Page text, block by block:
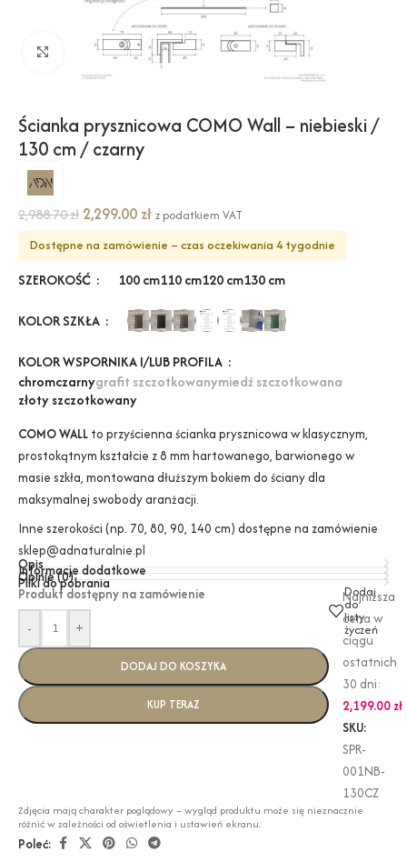
Kliknij, aby powiększyć
Ścianka prysznicowa COMO Wall – niebieski /
130 cm / czarny
2,988.70zł 2,299.00 zł z podatkiem VAT
Dostępne na zamówienie – czas oczekiwania 4 tygodnie
SZEROKOŚĆ 100 cm110 cm120 cm130 cm
KOLOR SZKŁA
KOLOR WSPORNIKA I/LUB PROFILA
chromczarnygrafit szczotkowanymiedź szczotkowana
złoty szczotkowany
COMO WALL to przyścienna ścianka prysznicowa w klasycznym,
prostokątnym kształcie z 8 mm hartowanego, barwionego w
masie szkła, montowana dłuższym bokiem do ściany dla
maksymalnej swobody aranżacji.
Inne szerokości (np. 70, 80, 90, 140 cm) dostępne na zamówienie
sklep@adnaturalnie.pl
Opis
Informacje dodatkowe
Opinie (0)
Pliki do pobrania
Produkt dostępny na zamówienie
-
+
DODAJ DO KOSZYKA
KUP TERAZ
Dodaj
do
listy
życzeń
Najniższa
cena w
ciągu
ostatnich
30 dni:
2,199.00 zł
SKU:
SPR-
001NB-
130CZ
Zdjęcia mają charakter poglądowy – wygląd produktu może się nieznacznie
różnić w zależności od oświetlenia i ustawień ekranu.
Poleć: